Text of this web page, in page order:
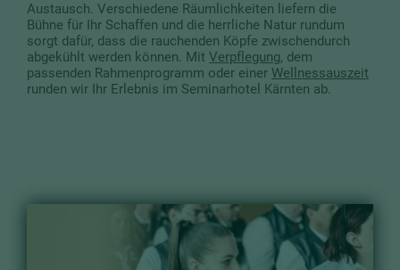
Austausch. Verschiedene Räumlichkeiten liefern die
Bühne für Ihr Schaffen und die herrliche Natur rundum
sorgt dafür, dass die rauchenden Köpfe zwischendurch
abgekühlt werden können. Mit Verpflegung, dem
passenden Rahmenprogramm oder einer Wellnessauszeit
runden wir Ihr Erlebnis im Seminarhotel Kärnten ab.